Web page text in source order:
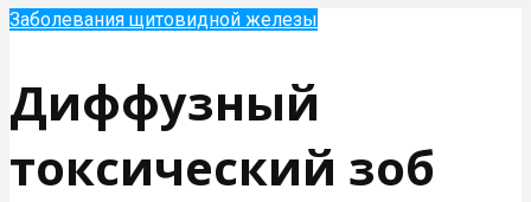
Заболевания щитовидной железы
Диффузный
токсический зоб